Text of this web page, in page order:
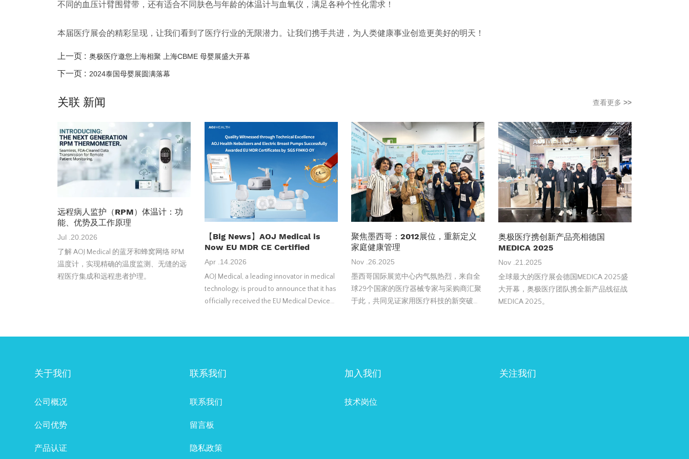
不同的血压计臂围臂带，还有适合不同肤色与年龄的体温计与血氧仪，满足各种个性化需求！
本届医疗展会的精彩呈现，让我们看到了医疗行业的无限潜力。让我们携手共进，为人类健康事业创造更美好的明天！
上一页 : 奥极医疗邀您上海相聚 上海CBME 母婴展盛大开幕
下一页 : 2024泰国母婴展圆满落幕
关联 新闻 查看更多 >>
远程病人监护（RPM）体温计：功
能、优势及工作原理
Jul .20.2026
了解 AOJ Medical 的蓝牙和蜂窝网络 RPM
温度计，实现精确的温度监测、无缝的远
程医疗集成和远程患者护理。
【Big News】AOJ Medical is
Now EU MDR CE Certified
Apr .14.2026
AOJ Medical, a leading innovator in medical
technology, is proud to announce that it has
officially received the EU Medical Device
Compressor Nebulizers and Electric Breast
聚焦墨西哥：2012展位，重新定义
家庭健康管理
Nov .26.2025
墨西哥国际展览中心内气氛热烈，来自全
球29个国家的医疗器械专家与采购商汇聚
于此，共同见证家用医疗科技的新突破。
奥极医疗携创新产品亮相德国
MEDICA 2025
Nov .21.2025
全球最大的医疗展会德国MEDICA 2025盛
大开幕，奥极医疗团队携全新产品线征战
MEDICA 2025。
关于我们
公司概况
公司优势
产品认证
联系我们
联系我们
留言板
隐私政策
加入我们
技术岗位
关注我们